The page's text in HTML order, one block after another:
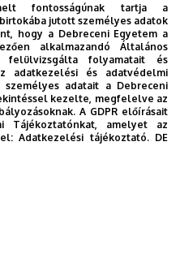
Egyetem
fontosságúnak tartja a
jutott személyes adatok
hogy a Debreceni Egyetem a
alkalmazandó Általános
felülvizsgálta folyamatait és
adatkezelési és adatvédelmi
adatait a Debreceni
kezelte, megfelelve az
A GDPR előírásait
Tájékoztatónkat, amelyet az
el:Adatkezelési tájékoztató. DE